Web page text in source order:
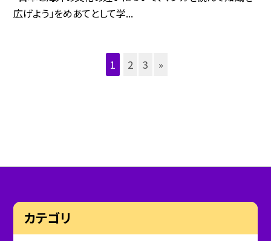
広げよう」をめあてとして学...
1 2 3 »
カテゴリ